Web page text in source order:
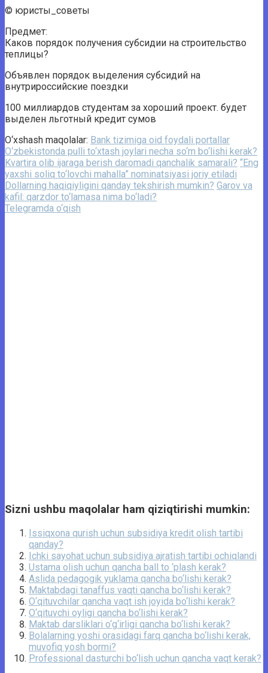
© юристы_советы
Предмет:
Каков порядок получения субсидии на строительство
теплицы?
Объявлен порядок выделения субсидий на
внутрироссийские поездки
100 миллиардов студентам за хороший проект. будет
выделен льготный кредит сумов
O‘xshash maqolalar: Bank tizimiga oid foydali portallar
O‘zbekistonda pulli to‘xtash joylari necha so‘m bo‘lishi kerak?
Kvartira olib ijaraga berish daromadi qanchalik samarali? “Eng
yaxshi soliq to‘lovchi mahalla” nominatsiyasi joriy etiladi
Dollarning haqiqiyligini qanday tekshirish mumkin? Garov va
kafil: qarzdor to‘lamasa nima bo‘ladi?
Telegramda o‘qish
Sizni ushbu maqolalar ham qiziqtirishi mumkin:
Issiqxona qurish uchun subsidiya kredit olish tartibi
qanday?
Ichki sayohat uchun subsidiya ajratish tartibi ochiqlandi
Ustama olish uchun qancha ball to ‘plash kerak?
Aslida pedagogik yuklama qancha bo‘lishi kerak?
Maktabdagi tanaffus vaqti qancha bo‘lishi kerak?
O‘qituvchilar qancha vaqt ish joyida bo‘lishi kerak?
O‘qituvchi oyligi qancha bo‘lishi kerak?
Maktab darsliklari o‘g‘irligi qancha bo‘lishi kerak?
Bolalarning yoshi orasidagi farq qancha bo‘lishi kerak,
muvofiq yosh bormi?
Professional dasturchi bo‘lish uchun qancha vaqt kerak?